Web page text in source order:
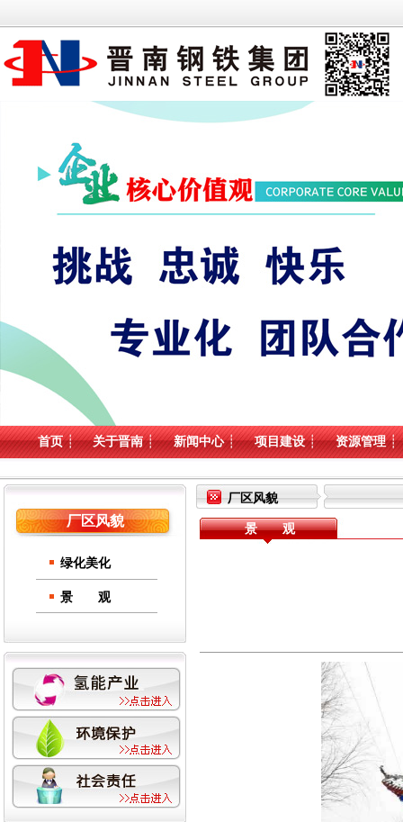
首页 ┊ 关于晋南 ┊ 新闻中心 ┊ 项目建设 ┊ 资源管理 ┊
厂区风貌
绿化美化
景 观
厂区风貌
景 观